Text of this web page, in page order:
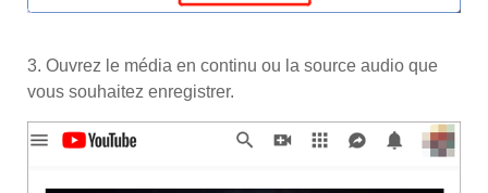
3. Ouvrez le média en continu ou la source audio que
vous souhaitez enregistrer.